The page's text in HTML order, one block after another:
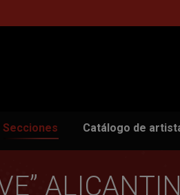
Secciones Catálogo de